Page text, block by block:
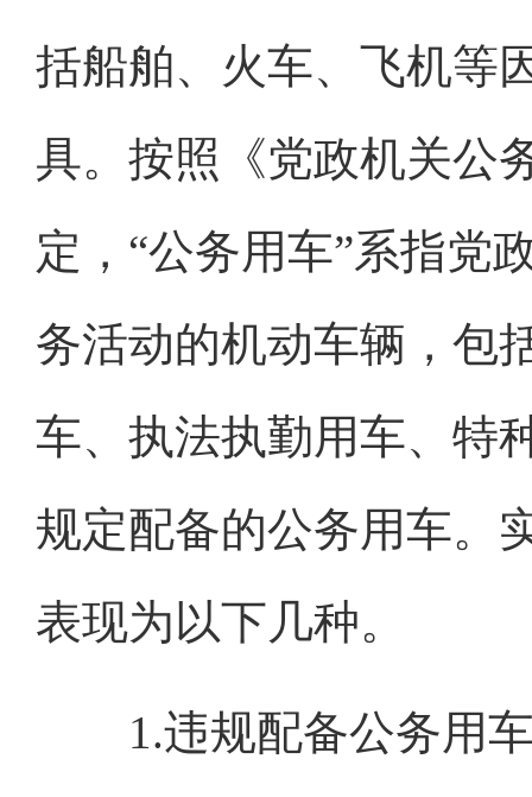
括船舶、火车、飞机等
具。按照《党政机关公
定，“公务用车”系指党
务活动的机动车辆，包
车、执法执勤用车、特
规定配备的公务用车。
表现为以下几种。
1.违规配备公务用车